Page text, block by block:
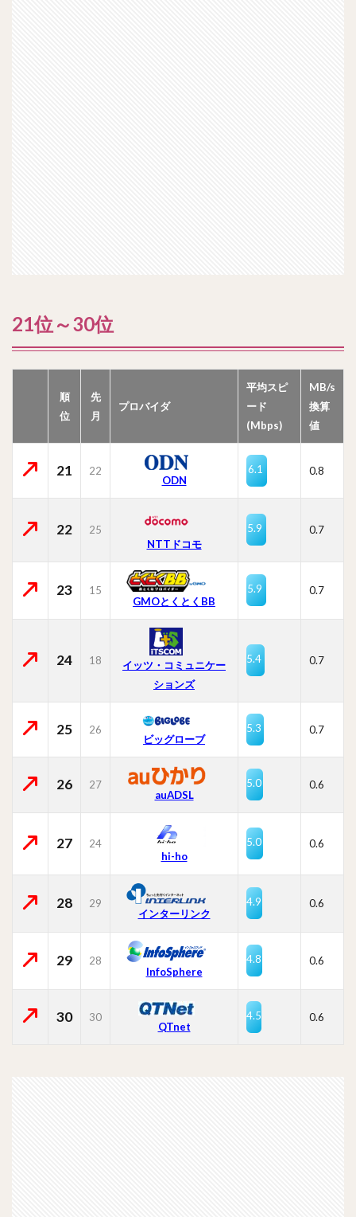
21位～30位
順
位
先
月
プロバイダ
平均スピ
ード
(Mbps)
MB/s
換算
値
21 22
ODN
6.1 0.8
22
25
NTTドコモ
5.9 0.7
23
15
GMOとくとくBB
5.9 0.7
24 18
イッツ・コミュニケー
ションズ
5.4 0.7
25 26
ビッグローブ
5.3 0.7
26
27
auADSL
5.0 0.6
27
24
hi-ho
5.0 0.6
28
29
インターリンク
4.9 0.6
29
28
InfoSphere
4.8 0.6
30 30
QTnet
4.5 0.6